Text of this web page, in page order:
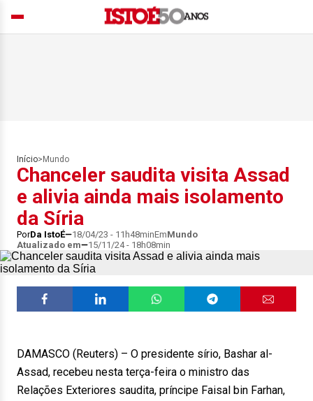
Início> Mundo
Chanceler saudita visita Assad
e alivia ainda mais isolamento
da Síria
PorDa IstoÉ 18/04/23 - 11h48minEmMundo
Atualizado em
15/11/24 - 18h08min
DAMASCO (Reuters) – O presidente sírio, Bashar al-
Assad, recebeu nesta terça-feira o ministro das
Relações Exteriores saudita, príncipe Faisal bin Farhan,